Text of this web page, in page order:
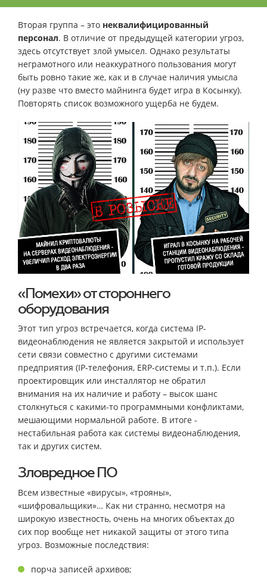
Вторая группа – это неквалифицированный
персонал. В отличие от предыдущей категории угроз,
здесь отсутствует злой умысел. Однако результаты
неграмотного или неаккуратного пользования могут
быть ровно такие же, как и в случае наличия умысла
(ну разве что вместо майнинга будет игра в Косынку).
Повторять список возможного ущерба не будем.
«Помехи» от стороннего
оборудования
Этот тип угроз встречается, когда система IP-
видеонаблюдения не является закрытой и использует
сети связи совместно с другими системами
предприятия (IP-телефония, ERP-системы и т.п.). Если
проектировщик или инсталлятор не обратил
внимания на их наличие и работу – высок шанс
столкнуться с какими-то программными конфликтами,
мешающими нормальной работе. В итоге -
нестабильная работа как системы видеонаблюдения,
так и других систем.
Зловредное ПО
Всем известные «вирусы», «трояны»,
«шифровальщики»… Как ни странно, несмотря на
широкую известность, очень на многих объектах до
сих пор вообще нет никакой защиты от этого типа
угроз. Возможные последствия:
порча записей архивов;